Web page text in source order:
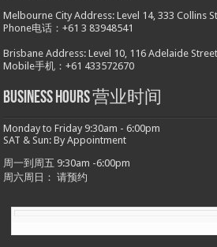
Melbourne City Address: Level 14, 333 Collins
Phone电话：+61 3 83948541
Brisbane Address: Level 10, 116 Adelaide
Mobile手机：+61 433572670
Business hours 营业时间
Monday to Friday 9:30am - 6:00pm
SAT & Sun: By Appointment
周一到周五 9:30am -6:00pm
周六周日： 请预约